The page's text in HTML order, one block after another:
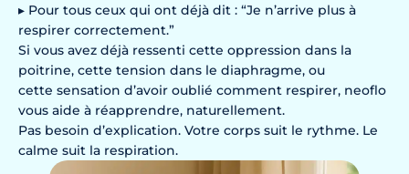
▸ Pour tous ceux qui ont déjà dit : “Je n’arrive plus à
respirer correctement.”
Si vous avez déjà ressenti cette oppression dans la
poitrine, cette tension dans le diaphragme, ou
cette sensation d’avoir oublié comment respirer, neoflo
vous aide à réapprendre, naturellement.
Pas besoin d’explication. Votre corps suit le rythme. Le
calme suit la respiration.